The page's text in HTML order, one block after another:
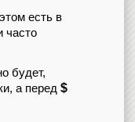
есть в
часто
будет,
а перед $